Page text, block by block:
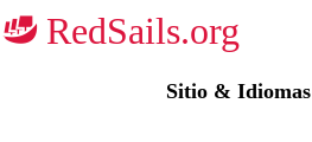
Sitio & Idiomas